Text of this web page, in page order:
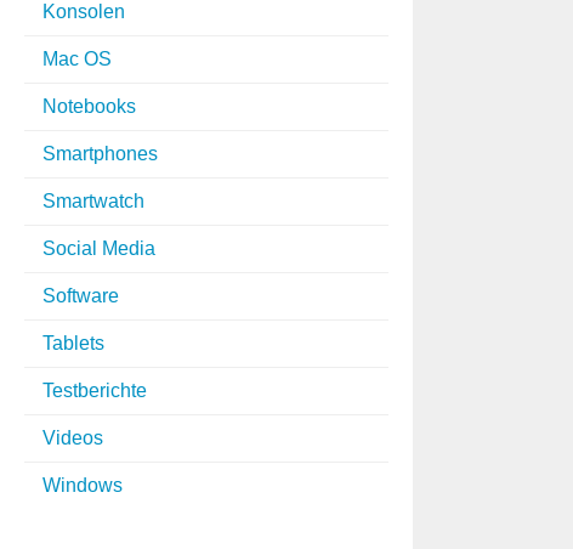
Konsolen
Mac OS
Notebooks
Smartphones
Smartwatch
Social Media
Software
Tablets
Testberichte
Videos
Windows